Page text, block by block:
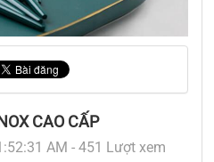
CAO CẤP
AM - 451 Lượt xem